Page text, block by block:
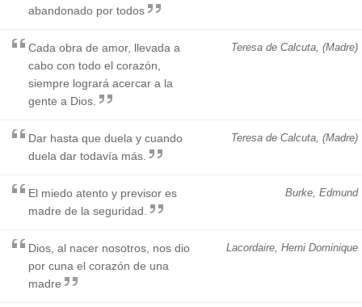
abandonado por todos
Teresa de Calcuta, (Madre)
Cada obra de amor, llevada a
cabo con todo el corazón,
siempre logrará acercar a la
gente a Dios.
Teresa de Calcuta, (Madre)
Dar hasta que duela y cuando
duela dar todavía más.
Burke, Edmund
El miedo atento y previsor es
madre de la seguridad.
Lacordaire, Herni Dominique
Dios, al nacer nosotros, nos dio
por cuna el corazón de una
madre